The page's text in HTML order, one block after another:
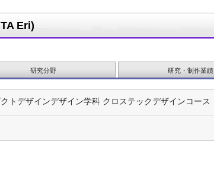
Eri)
研究分野 研究・制作業績
トデザインデザイン学科 クロステックデザインコース